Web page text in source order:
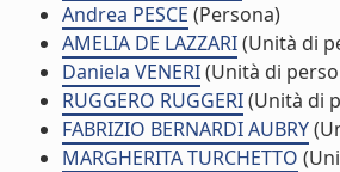
Andrea PESCE (Persona)
AMELIA DE LAZZARI(Unità di
Daniela VENERI(Unità di
RUGGERO RUGGERI(Unità di
FABRIZIO BERNARDI AUBRY
MARGHERITA TURCHETTO